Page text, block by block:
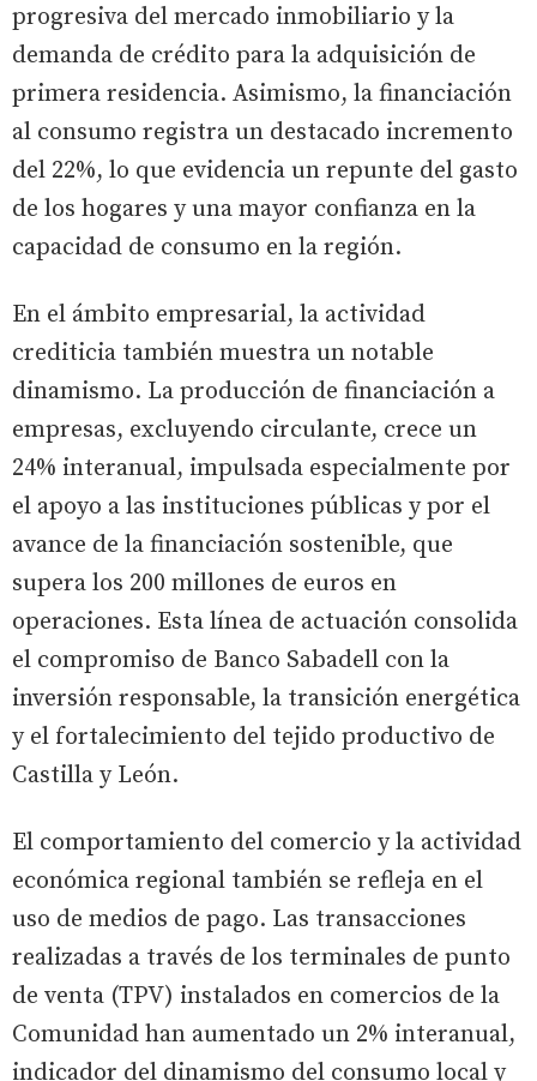
progresiva del mercado inmobiliario y la
demanda de crédito para la adquisición de
primera residencia. Asimismo, la financiación
al consumo registra un destacado incremento
del 22%, lo que evidencia un repunte del gasto
de los hogares y una mayor confianza en la
capacidad de consumo en la región.
En el ámbito empresarial, la actividad
crediticia también muestra un notable
dinamismo. La producción de financiación a
empresas, excluyendo circulante, crece un
24% interanual, impulsada especialmente por
el apoyo a las instituciones públicas y por el
avance de la financiación sostenible, que
supera los 200 millones de euros en
operaciones. Esta línea de actuación consolida
el compromiso de Banco Sabadell con la
inversión responsable, la transición energética
y el fortalecimiento del tejido productivo de
Castilla y León.
El comportamiento del comercio y la actividad
económica regional también se refleja en el
uso de medios de pago. Las transacciones
realizadas a través de los terminales de punto
de venta (TPV) instalados en comercios de la
Comunidad han aumentado un 2% interanual,
indicador del dinamismo del consumo local y